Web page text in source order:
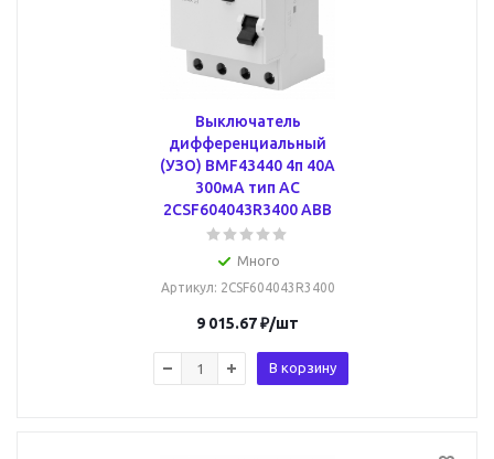
Выключатель
дифференциальный
(УЗО) BMF43440 4п 40А
300мA тип AC
2CSF604043R3400 ABB
Много
Артикул: 2CSF604043R3400
9 015.67₽/шт
В корзину